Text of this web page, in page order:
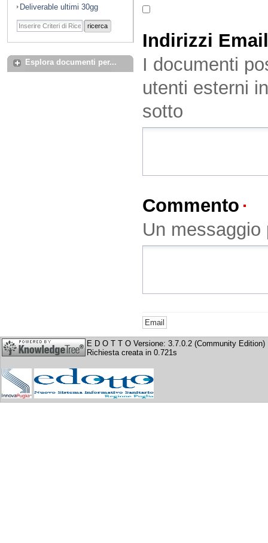
Deliverable ultimi 30gg
ricerca
Esplora documenti per...
Indirizzi Email
I documenti
utenti esterni
sotto
Commento
Un
E D O T T O Versione: 3.7.0.2 (Community Edition)
Richiesta creata in 0.721s